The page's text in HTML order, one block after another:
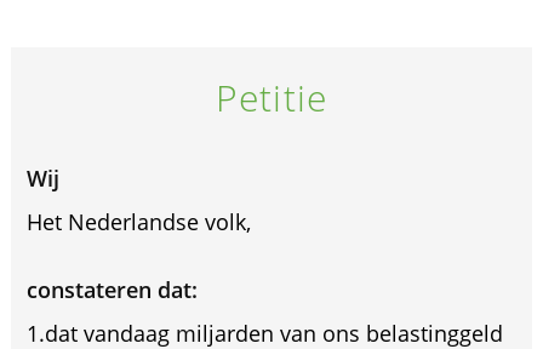
Petitie
Wij
Het Nederlandse volk,
constateren dat:
1.dat vandaag miljarden van ons belastinggeld